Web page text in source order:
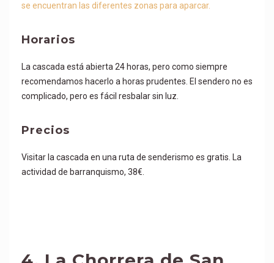
se encuentran las diferentes zonas para aparcar.
Horarios
La cascada está abierta 24 horas, pero como siempre
recomendamos hacerlo a horas prudentes. El sendero no es
complicado, pero es fácil resbalar sin luz.
Precios
Visitar la cascada en una ruta de senderismo es gratis. La
actividad de barranquismo, 38€.